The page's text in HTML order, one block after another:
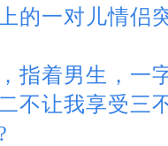
的一对儿情侣
指着男生，一
不让我享受三